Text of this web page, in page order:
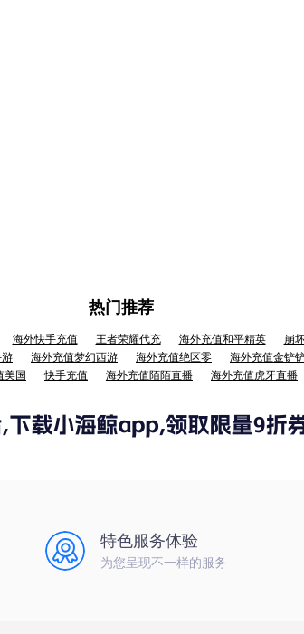
热门推荐
海外快手充值 王者荣耀代充 海外充值和平精英 崩
海外充值梦幻西游 海外充值绝区零 海外充值金铲
美国 快手充值 海外充值陌陌直播 海外充值虎牙直播
特色服务体验
为您呈现不一样的服务